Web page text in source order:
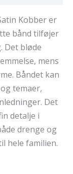
Kobber er
bånd tilføjer
Det bløde
mens
Båndet kan
temaer,
Det
detalje i
drenge og
hele familien.